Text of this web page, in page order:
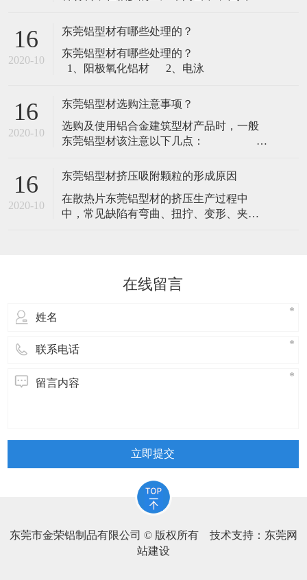
期、规格
16
2020-10
东莞铝型材挤压吸附颗粒的形成原因
​在散热片东莞铝型材的挤压生产过程中
中，常见缺陷有弯曲、扭拧、变形、夹渣
触较难发现。其危害是：在电泳、喷涂型
材的生产流程中，很难去除掉，影响型材
的表面美观，造成废品。“吸附颗粒”的形成
原因主要有以下几点：
在线留言
东莞市金荣铝制品有限公司 © 版权所有 技术支持：